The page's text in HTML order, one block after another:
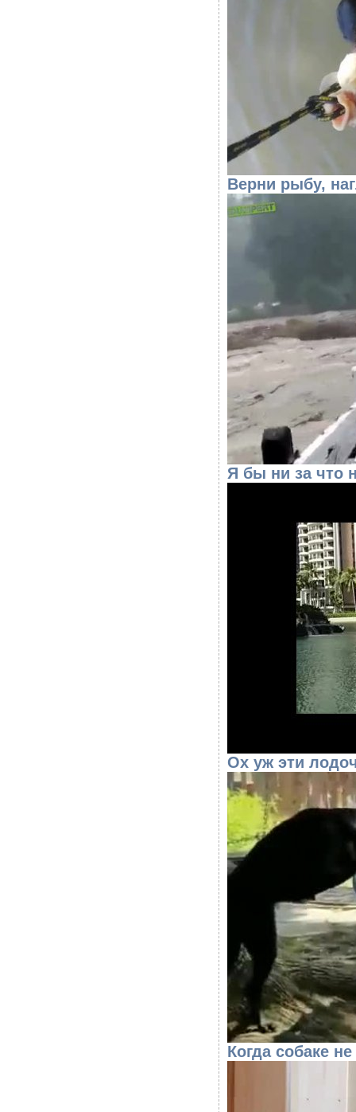
Верни рыбу,
Я бы ни за что
Ох уж эти
Когда собаке